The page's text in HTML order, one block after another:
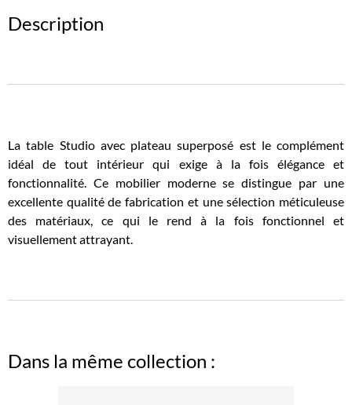
Description
La table Studio avec plateau superposé est le complément
idéal de tout intérieur qui exige à la fois élégance et
fonctionnalité. Ce mobilier moderne se distingue par une
excellente qualité de fabrication et une sélection méticuleuse
des matériaux, ce qui le rend à la fois fonctionnel et
visuellement attrayant.
Dans la même collection :